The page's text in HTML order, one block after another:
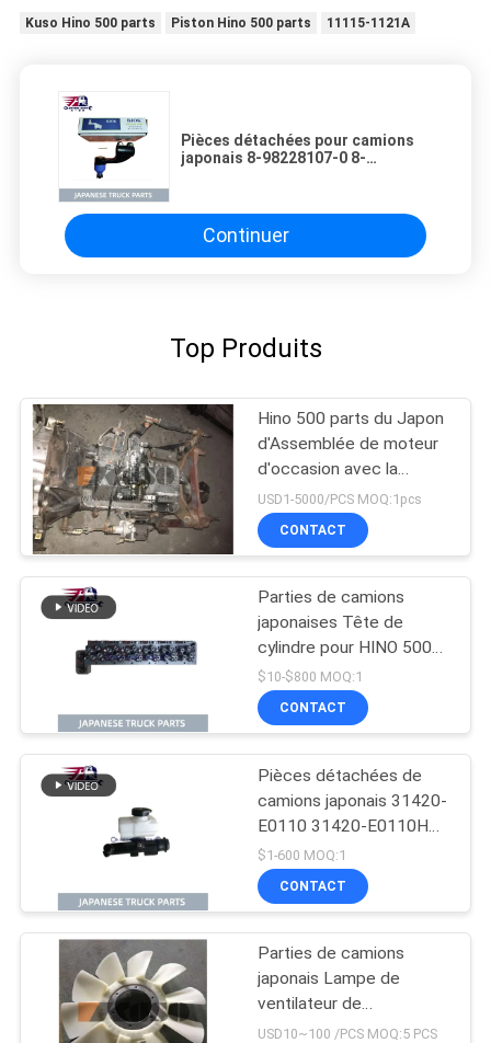
Kuso Hino 500 parts Piston Hino 500 parts 11115-1121A
Pièces détachées pour camions
japonais 8-98228107-0 8-
Continuer
Top Produits
Hino 500 parts du Japon
d'Assemblée de moteur
d'occasion avec la
transmission pour la
bonne condition de la
gamme J08CT de HINO
USD1-5000/PCS MOQ:1pcs
CONTACT
Parties de camions
japonaises Tête de
cylindre pour HINO 500
RANGER J08C-UJ
J08CT OEM 11101-
E0541
$10-$800 MOQ:1
CONTACT
Pièces détachées de
camions japonais 31420-
E0110 31420-E0110HP
Bouteille principale
d'embrayage pour HINO
500 J08E
$1-600 MOQ:1
CONTACT
Parties de camions
japonais Lampe de
ventilateur de
refroidissement du
USD10~100 /PCS MOQ:5 PCS